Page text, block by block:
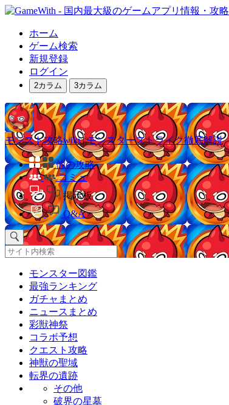
ホーム
ゲーム検索
新規登録
ログイン
2カラム 3カラム
モンスト攻略wiki | モンスターストライク徹底解説
他の攻略
コミュ
掲示板
Q&A
モンスター図鑑
最強ランキング
ガチャまとめ
ニュースまとめ
彩獣神祭
コラボ予想
クエスト攻略
神獣の聖域
転界の遺跡
その他
破界の星墓